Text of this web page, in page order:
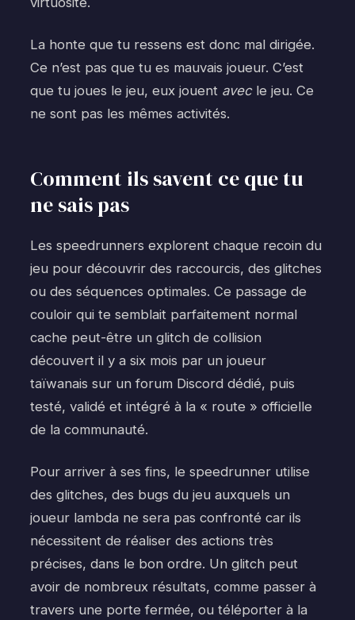
La honte que tu ressens est donc mal dirigée.
Ce n’est pas que tu es mauvais joueur. C’est
que tu joues le jeu, eux jouent avecle jeu. Ce
ne sont pas les mêmes activités.
Comment ils savent ce que tu
ne sais pas
Les speedrunners explorent chaque recoin du
jeu pour découvrir des raccourcis, des glitches
ou des séquences optimales. Ce passage de
couloir qui te semblait parfaitement normal
cache peut-être un glitch de collision
découvert il y a six mois par un joueur
taïwanais sur un forum Discord dédié, puis
testé, validé et intégré à la « route » officielle
de la communauté.
Pour arriver à ses fins, le speedrunner utilise
des glitches, des bugs du jeu auxquels un
joueur lambda ne sera pas confronté car ils
nécessitent de réaliser des actions très
précises, dans le bon ordre. Un glitch peut
avoir de nombreux résultats, comme passer à
travers une porte fermée, ou téléporter à la